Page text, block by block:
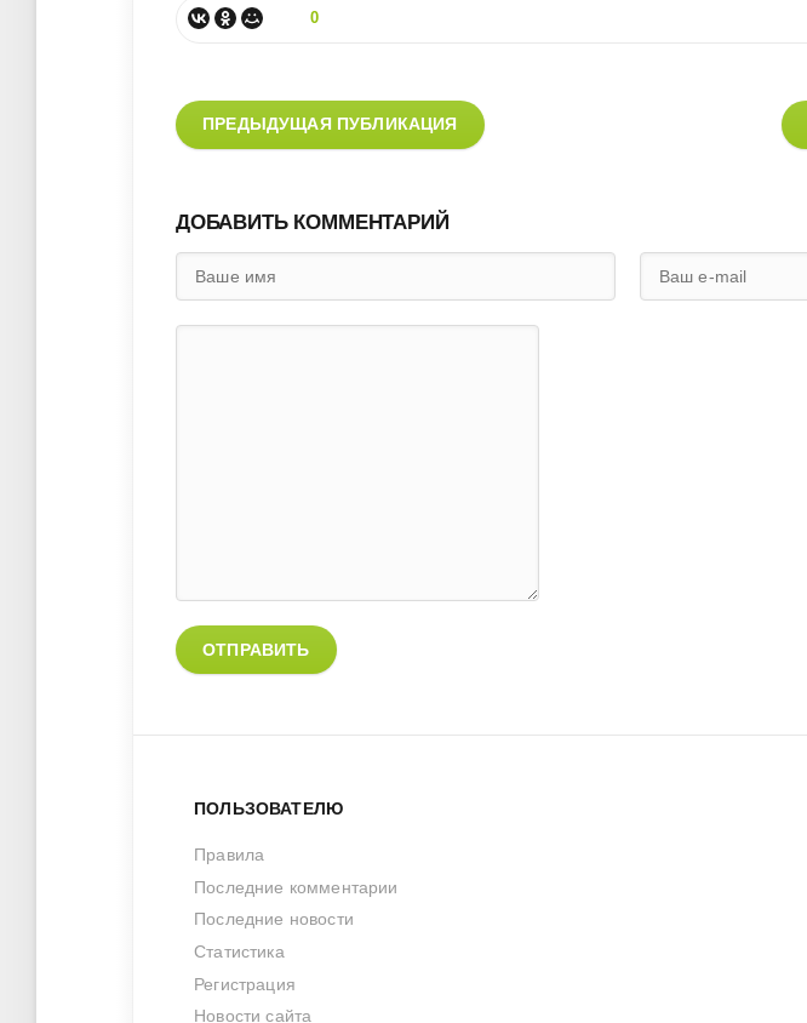
0
ПРЕДЫДУЩАЯ ПУБЛИКАЦИЯ
ДОБАВИТЬ КОММЕНТАРИЙ
ОТПРАВИТЬ
ПОЛЬЗОВАТЕЛЮ
Правила
Последние комментарии
Последние новости
Статистика
Регистрация
Новости сайта